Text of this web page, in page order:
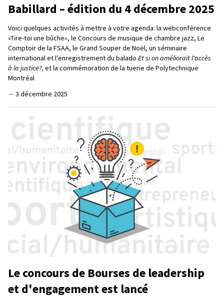
Babillard – édition du 4 décembre 2025
Voici quelques activités à mettre à votre agenda: la webconférence
«Tire-toi une bûche», le Concours de musique de chambre jazz, Le
Comptoir de la FSAA, le Grand Souper de Noël, un séminaire
international et l'enregistrement du balado Et si on améliorait l'accès
à la justice?, et la commémoration de la tuerie de Polytechnique
Montréal
— 3 décembre 2025
Le concours de Bourses de leadership
et d'engagement est lancé